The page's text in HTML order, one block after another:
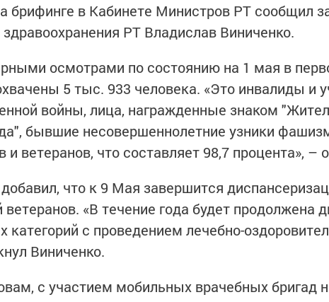
брифинге в Кабинете Министров РТ сообщил
РТ Владислав Виниченко.
осмотрами по состоянию на 1 мая в
5 тыс. 933 человека. «Это инвалиды и
войны, лица, награжденные знаком
бывшие несовершеннолетние узники
и ветеранов, что составляет 98,7 процента», –
что к 9 Мая завершится
ветеранов. «В течение года будет продолжена
категорий с проведением лечебно-
Виниченко.
с участием мобильных врачебных бригад